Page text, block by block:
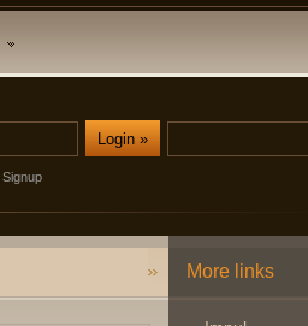
Signup
More links